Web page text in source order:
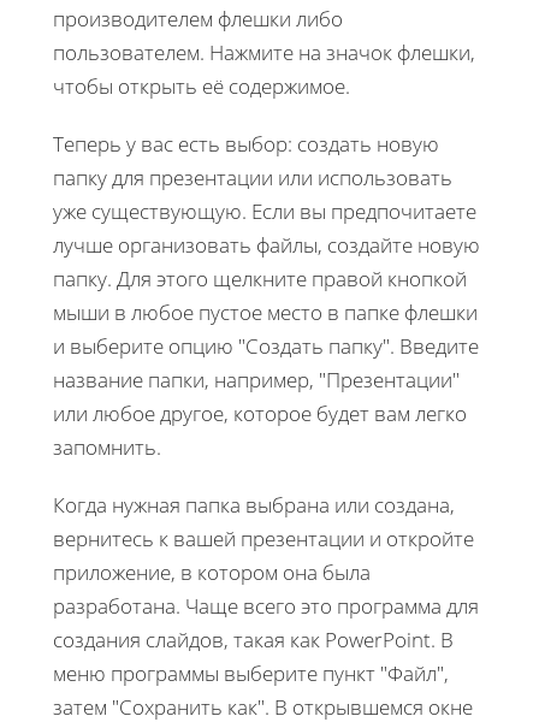
производителем флешки либо
пользователем. Нажмите на значок флешки,
чтобы открыть её содержимое.
Теперь у вас есть выбор: создать новую
папку для презентации или использовать
уже существующую. Если вы предпочитаете
лучше организовать файлы, создайте новую
папку. Для этого щелкните правой кнопкой
мыши в любое пустое место в папке флешки
и выберите опцию "Создать папку". Введите
название папки, например, "Презентации"
или любое другое, которое будет вам легко
запомнить.
Когда нужная папка выбрана или создана,
вернитесь к вашей презентации и откройте
приложение, в котором она была
разработана. Чаще всего это программа для
создания слайдов, такая как PowerPoint. В
меню программы выберите пункт "Файл",
затем "Сохранить как". В открывшемся окне